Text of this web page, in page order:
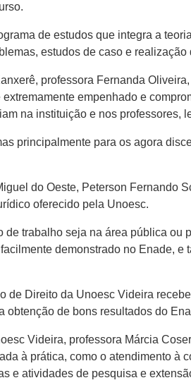
de estudos que integra a
estudos de caso e
professora Fernanda
empenhado e
na instituição e nos professores,
principalmente para os agora
do Oeste, Peterson Fernando
oferecido pela Unoesc.
trabalho seja na área pública ou
demonstrado no Enade,
de Direito da Unoesc Videira
obtenção de bons resultados do
Videira, professora Márcia
à prática, como o atendimento
e atividades de pesquisa e